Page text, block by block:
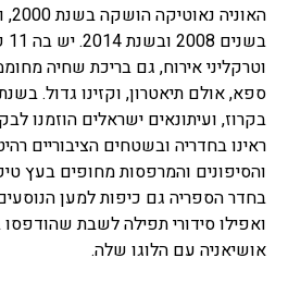
בקרוז, ועיתונאים ישראלים הוזמנו
ראינו בחדריה ובשטחים הציבוריים
והסיפונים והמרפסות מחופים בעץ
בחדר הספריה גם כיפות למען
ואפילו סידורי תפילה לשבת שהודפסו
אושיאניה עם הלוגו שלה.